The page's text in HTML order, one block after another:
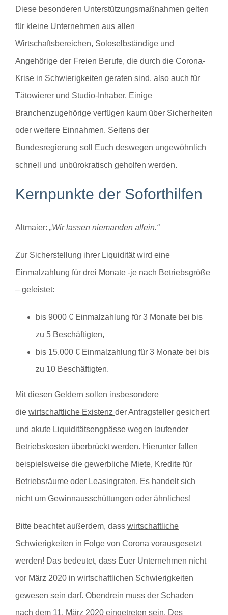
Diese besonderen Unterstützungsmaßnahmen gelten
für kleine Unternehmen aus allen
Wirtschaftsbereichen, Soloselbständige und
Angehörige der Freien Berufe, die durch die Corona-
Krise in Schwierigkeiten geraten sind, also auch für
Tätowierer und Studio-Inhaber. Einige
Branchenzugehörige verfügen kaum über Sicherheiten
oder weitere Einnahmen. Seitens der
Bundesregierung soll Euch deswegen ungewöhnlich
schnell und unbürokratisch geholfen werden.
Kernpunkte der Soforthilfen
Altmaier: „Wir lassen niemanden allein.“
Zur Sicherstellung ihrer Liquidität wird eine
Einmalzahlung für drei Monate -je nach Betriebsgröße
– geleistet:
bis 9000 € Einmalzahlung für 3 Monate bei bis
zu 5 Beschäftigten,
bis 15.000 € Einmalzahlung für 3 Monate bei bis
zu 10 Beschäftigten.
Mit diesen Geldern sollen insbesondere
die wirtschaftliche Existenz der Antragsteller gesichert
und akute Liquiditätsengpässe wegen laufender
Betriebskosten überbrückt werden. Hierunter fallen
beispielsweise die gewerbliche Miete, Kredite für
Betriebsräume oder Leasingraten. Es handelt sich
nicht um Gewinnausschüttungen oder ähnliches!
Bitte beachtet außerdem, dass wirtschaftliche
Schwierigkeiten in Folge von Corona vorausgesetzt
werden! Das bedeutet, dass Euer Unternehmen nicht
vor März 2020 in wirtschaftlichen Schwierigkeiten
gewesen sein darf. Obendrein muss der Schaden
nach dem 11. März 2020 eingetreten sein. Des